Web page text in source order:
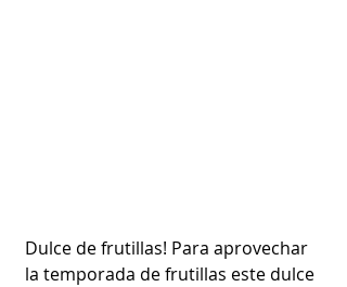
Dulce de frutillas! Para aprovechar
la temporada de frutillas este dulce